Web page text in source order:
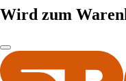
Wird zum